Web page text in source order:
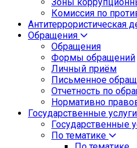
Комиссия по
Антитеррористическая
Обращения
Обращения
Формы обращений
Личный приём
Письменное
Отчетность по
Нормативно
Государственные услуги
Государственные
По тематике